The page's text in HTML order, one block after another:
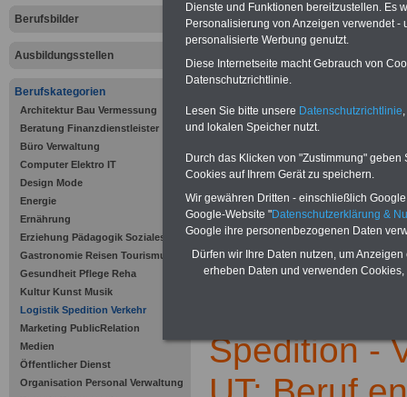
Berufsbilder
Ausbildungsstellen
Berufskategorien
Architektur Bau Vermessung
Beratung Finanzdienstleister
Büro Verwaltung
Computer Elektro IT
Design Mode
Energie
Ernährung
Erziehung Pädagogik Soziales
Gastronomie Reisen Tourismus
Gesundheit Pflege Reha
Kultur Kunst Musik
Logistik Spedition Verkehr
Marketing PublicRelation
Medien
Öffentlicher Dienst
Organisation Personal Verwaltung
Offenen Stellen und
öffentlichen Verwaltung >>>
Zur Übersicht
.
Spedition -
Dienste und Funktionen bereitzustellen. Es
Personalisierung von Anzeigen verwendet
personalisierte Werbung genutzt.
Diese Internetseite macht Gebrauch von
Datenschutzrichtlinie.
Lesen Sie bitte unsere Datenschutzrichtlinie
und lokalen Speicher nutzt.
Durch das Klicken von "Zustimmung"
Cookies auf Ihrem Gerät zu speichern.
Wir gewähren Dritten - einschließlich
Google-Website "Datenschutzerklärung &
Google ihre personenbezogenen Daten
Dürfen wir Ihre Daten nutzen, um
erheben Daten und verwenden